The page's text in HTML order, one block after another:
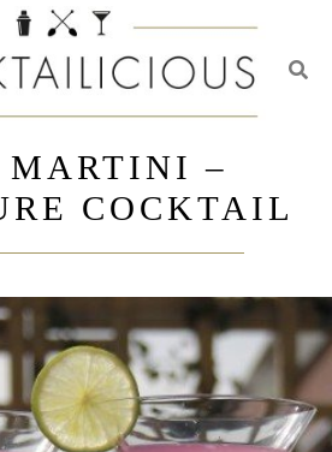
MARTINI –
COCKTAIL